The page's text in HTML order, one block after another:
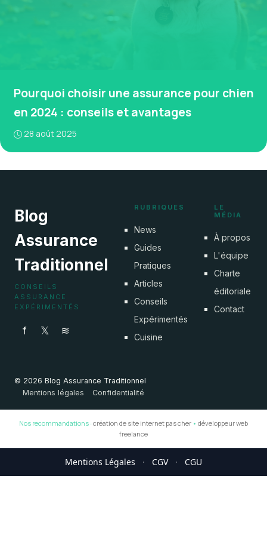
Pourquoi choisir une assurance pour chien
en 2024 : conseils et avantages
28 août 2025
Blog
Assurance
Traditionnel
CONSEILS
ASSURANCE
EXPÉRIMENTÉS
f 𝕏 ≋
RUBRIQUES
News
Guides
Pratiques
Articles
Conseils
Expérimentés
Cuisine
LE
MÉDIA
À propos
L'équipe
Charte
éditoriale
Contact
© 2026 Blog Assurance Traditionnel
Mentions légales
Confidentialité
Nos recommandations : création de site internet pas cher • développeur web
freelance
Mentions Légales · CGV · CGU